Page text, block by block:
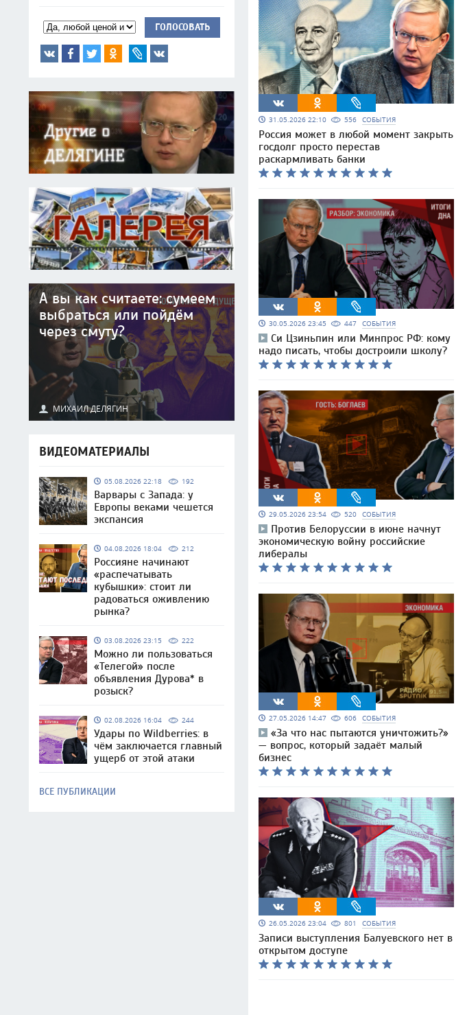
ГОЛОСОВАТЬ
А вы как считаете: сумеем
выбраться или пойдём
через смуту?
МИХАИЛ ДЕЛЯГИН
ВИДЕОМАТЕРИАЛЫ
05.08.2026 22:18 192
Варвары с Запада: у
Европы веками чешется
экспансия
04.08.2026 18:04 212
Россияне начинают
«распечатывать
кубышки»: стоит ли
радоваться оживлению
рынка?
03.08.2026 23:15 222
Можно ли пользоваться
«Телегой» после
объявления Дурова* в
розыск?
02.08.2026 16:04 244
Удары по Wildberries: в
чём заключается главный
ущерб от этой атаки
ВСЕ ПУБЛИКАЦИИ
31.05.2026 22:10 556 СОБЫТИЯ
Россия может в любой момент закрыть
госдолг просто перестав
раскармливать банки
30.05.2026 23:45 447 СОБЫТИЯ
Си Цзиньпин или Минпрос РФ: кому
надо писать, чтобы достроили школу?
29.05.2026 23:54 520 СОБЫТИЯ
Против Белоруссии в июне начнут
экономическую войну российские
либералы
27.05.2026 14:47 606 СОБЫТИЯ
«За что нас пытаются уничтожить?»
— вопрос, который задаёт малый
бизнес
26.05.2026 23:04 801 СОБЫТИЯ
Записи выступления Балуевского нет в
открытом доступе